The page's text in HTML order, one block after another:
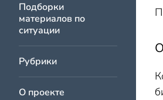
Подборки
материалов по
ситуации
Рубрики
О проекте